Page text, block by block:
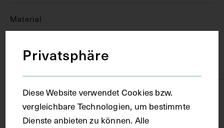
Material
Träger
Papier
Technik
Privatsphäre
Diese Website verwendet Cookies bzw.
vergleichbare Technologien, um bestimmte
Dienste anbieten zu können. Alle